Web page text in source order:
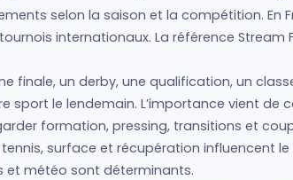
selon la saison et la compétition.
internationaux. La référence
finale, un derby, une qualification, un
le lendemain. L’importance vient de
formation, pressing, transitions et
surface et récupération influencent
et météo sont déterminants.